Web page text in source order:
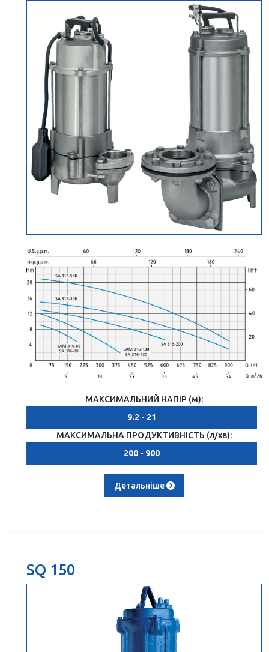
МАКСИМАЛЬНИЙ НАПІР (м):
9.2 - 21
МАКСИМАЛЬНА ПРОДУКТИВНІСТЬ (л/хв):
200 - 900
Детальніше
SQ 150